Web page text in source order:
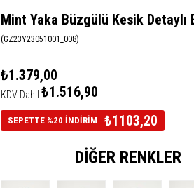
Mint Yaka Büzgülü Kesik Detaylı
(GZ23Y23051001_008)
₺1.379,00
KDV Dahil ₺1.516,90
SEPETTE %20 İNDİRİM ₺1103,20
DIĞER RENKLER